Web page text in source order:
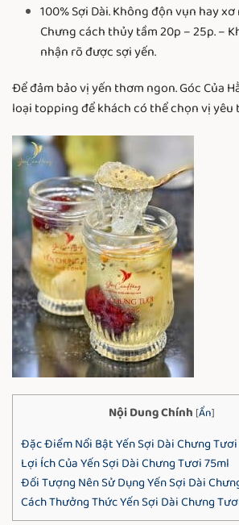
100% Sợi Dài. Không độn vụn hay
Chưng cách thủy tầm 20p – 25p. –
nhận rõ được sợi yến.
Để đảm bảo vị yến thơm ngon. Góc Của
loại topping để khách có thể chọn vị yêu
Nội Dung Chính [Ẩn]
Đặc Điểm Nổi Bật Yến Sợi Dài Chưng
Lợi Ích Của Yến Sợi Dài Chưng Tươi 75ml
Đối Tượng Nên Sử Dụng Yến Sợi Dài
Cách Thưởng Thức Yến Sợi Dài Chưng